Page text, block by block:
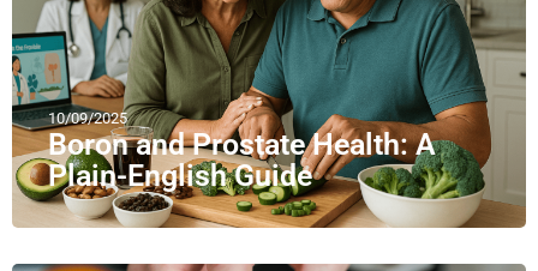
10/09/2025
Boron and Prostate Health: A
Plain-English Guide